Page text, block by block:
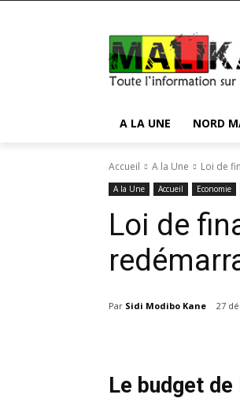
A LA UNE NORD
Accueil A la Une Loi de
A la Une Accueil Economie
Loi de
Par Sidi Modibo Kane 27
Le budget